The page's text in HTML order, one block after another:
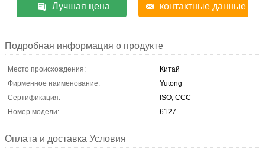
Лучшая цена контактные данные
Подробная информация о продукте
Место происхождения:
Китай
Фирменное наименование:
Yutong
Сертификация:
ISO, CCC
Номер модели:
6127
Оплата и доставка Условия